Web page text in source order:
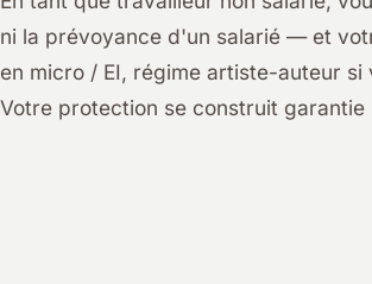
ni la prévoyance d'un salarié — et
en micro / EI, régime artiste-auteur
Votre protection se construit